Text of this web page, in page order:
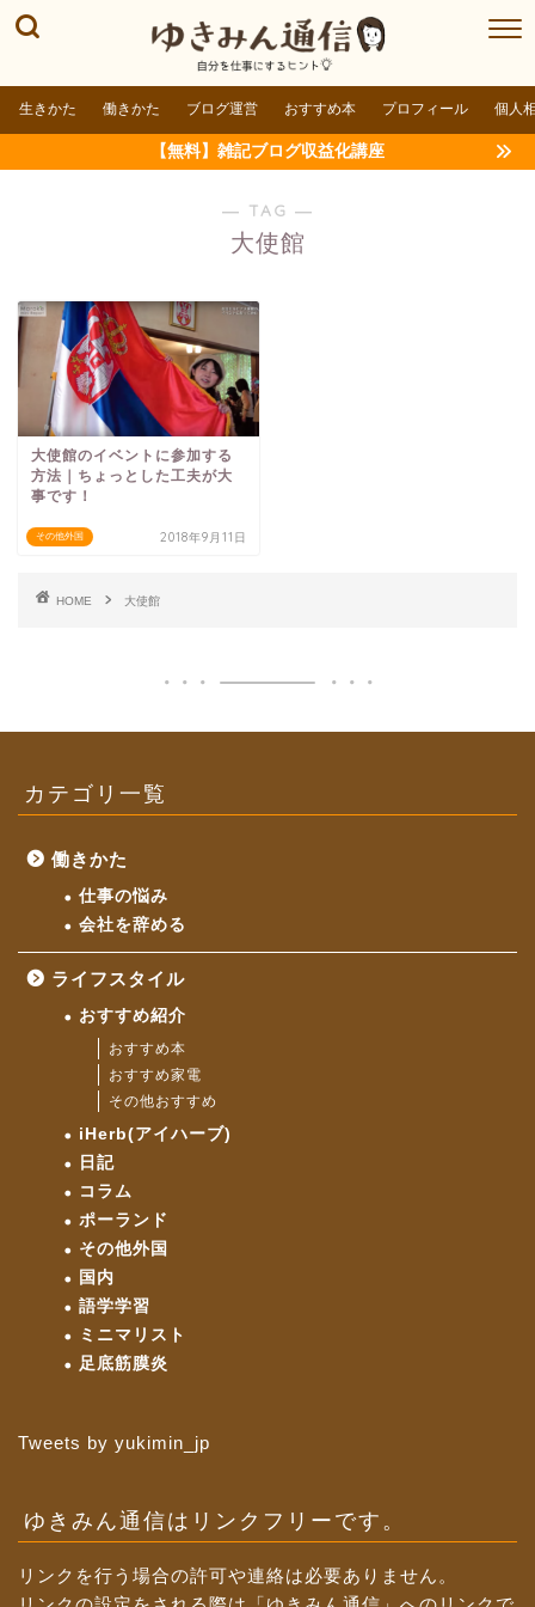
生きかた 働きかた ブログ運営 おすすめ本 プロフィール 個人
【無料】雑記ブログ収益化講座
― TAG ―
大使館
その他外国
大使館のイベントに参加する
方法｜ちょっとした工夫が大
事です！
2018年9月11日
HOME 大使館
カテゴリ一覧
働きかた
仕事の悩み
会社を辞める
ライフスタイル
おすすめ紹介
おすすめ本
おすすめ家電
その他おすすめ
iHerb(アイハーブ)
日記
コラム
ポーランド
その他外国
国内
語学学習
ミニマリスト
足底筋膜炎
Tweets by yukimin_jp
ゆきみん通信はリンクフリーです。
リンクを行う場合の許可や連絡は必要ありません。